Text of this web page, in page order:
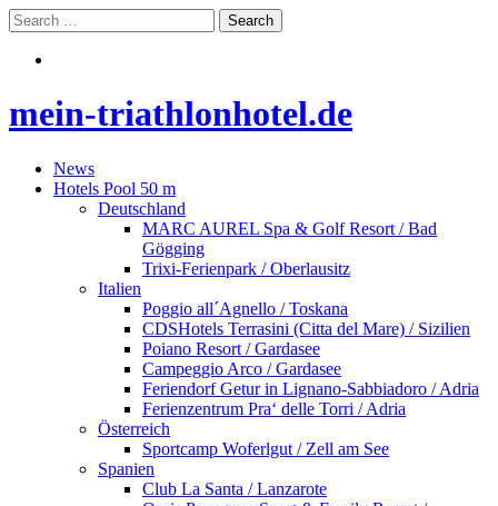
mein-triathlonhotel.de
News
Hotels Pool 50 m
Deutschland
MARC AUREL Spa & Golf Resort / Bad
Gögging
Trixi-Ferienpark / Oberlausitz
Italien
Poggio all´Agnello / Toskana
CDSHotels Terrasini (Citta del Mare) / Sizilien
Poiano Resort / Gardasee
Campeggio Arco / Gardasee
Feriendorf Getur in Lignano-Sabbiadoro / Adria
Ferienzentrum Pra‘ delle Torri / Adria
Österreich
Sportcamp Woferlgut / Zell am See
Spanien
Club La Santa / Lanzarote